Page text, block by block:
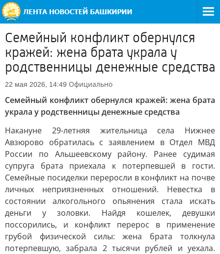
Семейный конфликт обернулся
кражей: жена брата украла у
родственницы денежные средства
22 мая 2026, 14:49 Официально
Семейный конфликт обернулся кражей: жена брата
украла у родственницы денежные средства
Накануне 29-летняя жительница села Нижнее
Авзюрово обратилась с заявлением в Отдел МВД
России по Альшеевскому району. Ранее судимая
супруга брата приехала к потерпевшей в гости.
Семейные посиделки переросли в конфликт на почве
личных неприязненных отношений. Невестка в
состоянии алкогольного опьянения стала искать
деньги у золовки. Найдя кошелек, девушки
поссорились, и конфликт перерос в применение
грубой физической силы: жена брата толкнула
потерпевшую, забрала 2 тысячи рублей и уехала.